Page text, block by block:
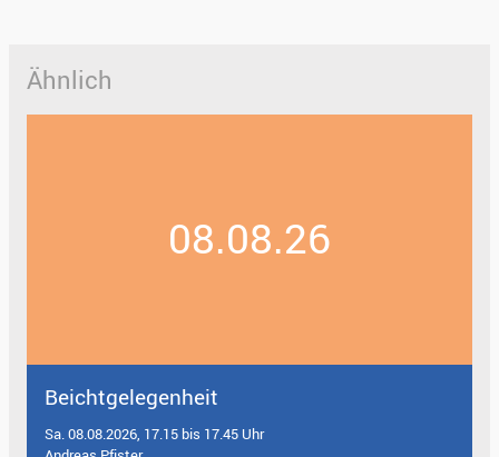
Ähnlich
08.08.26
Beichtgelegenheit
Sa. 08.08.2026, 17.15 bis 17.45 Uhr